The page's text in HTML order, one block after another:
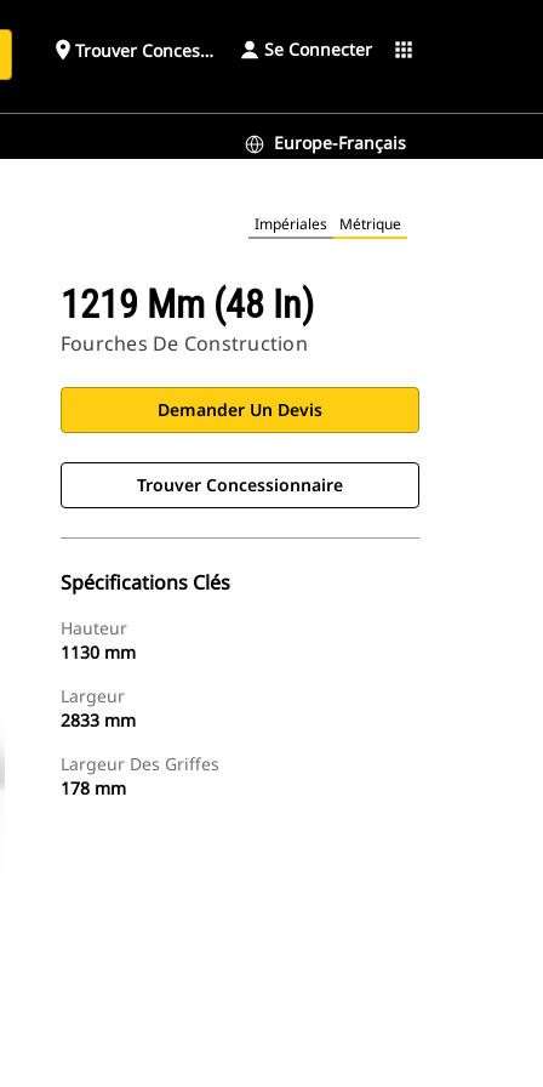
place Trouver ConcessionnaireSe Connecter apps
Europe-Français
Impériales Métrique
1219 Mm (48 In)
Fourches De Construction
Demander Un Devis
Trouver Concessionnaire
Spécifications Clés
Hauteur
1130 mm
Largeur
2833 mm
Largeur Des Griffes
178 mm